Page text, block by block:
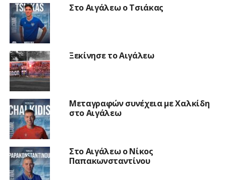
Στο Αιγάλεω ο Τσιάκας
Ξεκίνησε το Αιγάλεω
Μεταγραφών συνέχεια με Χαλκίδη
στο Αιγάλεω
Στο Αιγάλεω ο Νίκος
Παπακωνσταντίνου